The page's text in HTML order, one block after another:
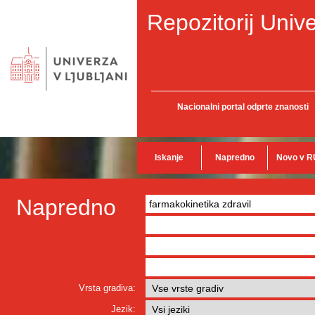
Repozitorij
Nacionalni portal odprte znanosti
Iskanje Napredno Novo v
Napredno
Vrsta gradiva:
Jezik: